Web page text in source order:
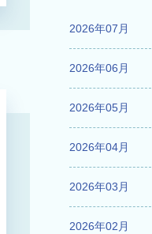
2026年07月
2026年06月
2026年05月
2026年04月
2026年03月
2026年02月